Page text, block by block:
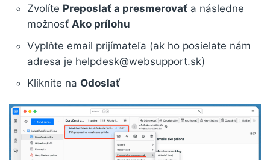
Zvolíte Preposlať a presmerovať a následne
možnosť Ako prílohu
Vyplňte email prijímateľa (ak ho posielate nám
adresa je helpdesk@websupport.sk)
Kliknite na Odoslať